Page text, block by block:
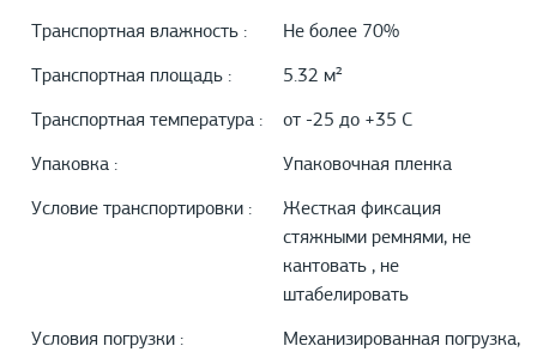
Транспортная влажность : Не более 70%
Транспортная площадь : 5.32 м²
Транспортная температура : от -25 до +35 С
Упаковка : Упаковочная пленка
Условие транспортировки :
Жесткая фиксация
стяжными ремнями, не
кантовать , не
штабелировать
Условия погрузки :
Механизированная погрузка,